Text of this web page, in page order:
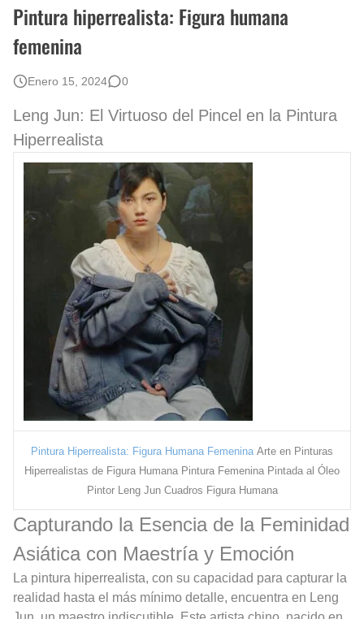
El mundo del arte en pintura surrealista
Pintura hiperrealista: Figura humana
femenina
Enero 15, 2024 0
Leng Jun: El Virtuoso del Pincel en la Pintura
Hiperrealista
Pintura Hiperrealista: Figura Humana Femenina Arte en Pinturas
Hiperrealistas de Figura Humana Pintura Femenina Pintada al Óleo
Pintor Leng Jun Cuadros Figura Humana
Capturando la Esencia de la Feminidad
Asiática con Maestría y Emoción
La pintura hiperrealista, con su capacidad para capturar la
realidad hasta el más mínimo detalle, encuentra en Leng